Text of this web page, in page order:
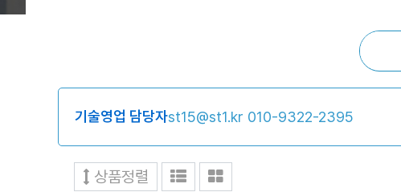
기술영업 담당자st15@st1.kr 010-9322-2395
상품정렬